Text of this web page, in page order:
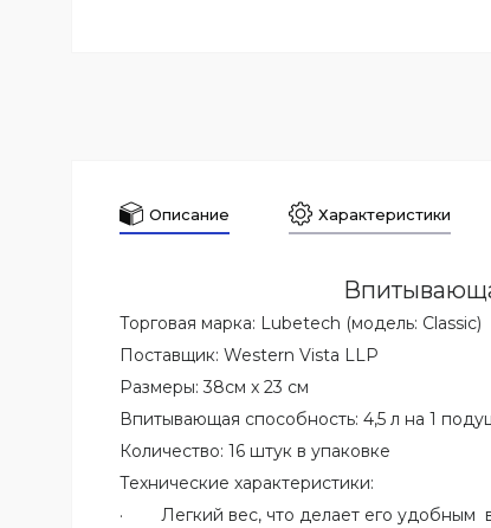
Описание Характеристики
Торговая марка: Lubetech (модель: Classic)
Поставщик: Western Vista LLP
Размеры: 38см x 23 см
Впитывающая способность: 4,5 л на 1
Количество: 16 штук в упаковке
Технические характеристики:
· Легкий вес, что делает его удобным в